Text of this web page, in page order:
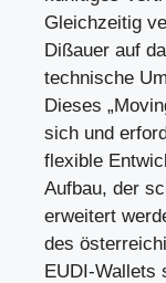
Gleichzeitig
Dißauer auf
technische
Dieses
sich und
flexible
Aufbau, der
erweitert
des
EUDI-Wallets